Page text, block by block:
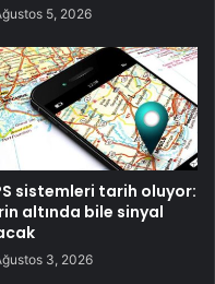
5, 2026
sistemleri tarih oluyor:
altında bile sinyal
3, 2026